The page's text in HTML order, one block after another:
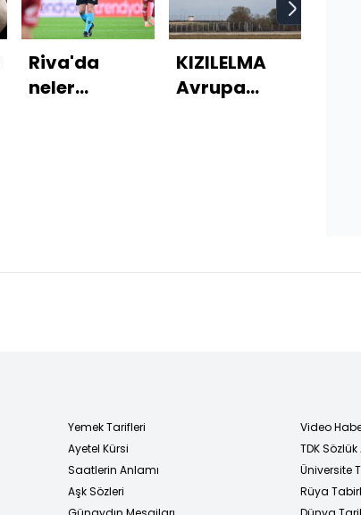
Riva'da
neler
KIZILELMA
Avrupa
Yemek Tarifleri
Ayetel Kürsi
Saatlerin Anlamı
Aşk Sözleri
Video
TDK
Üniversite
Rüya